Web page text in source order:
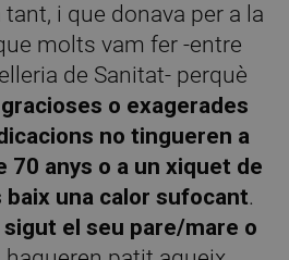
i que donava per a la
molts vam fer -entre
de Sanitat- perquè
o exagerades
no tingueren a
70 anys o a un xiquet de
baix una calor sufocant.
el seu pare/mare o